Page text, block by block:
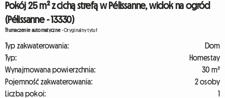
Pokój 25 m² z cichą strefą w Pélissanne, widok na ogród
(Pélissanne - 13330)
Tłumaczenie automatyczne-Oryginalny tytuł
Typ zakwaterowania:
Dom
Typ:
Homestay
Wynajmowana powierzchnia:
30 m²
Pojemność zakwaterowania:
2 osoby
Liczba pokoi:
1